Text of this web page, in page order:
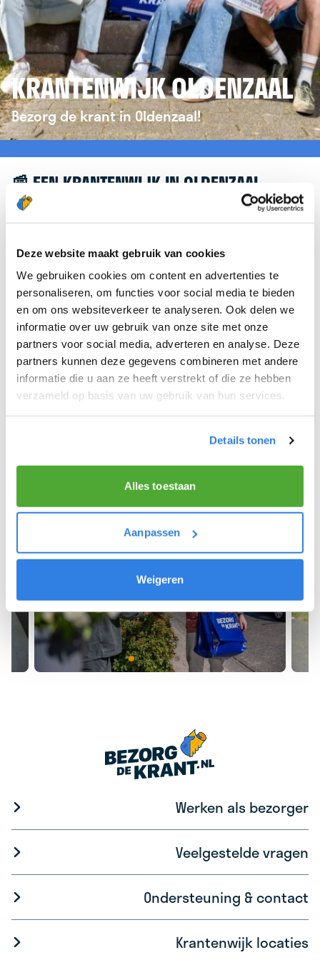
Deze website maakt gebruik van cookies
We gebruiken cookies om content en advertenties te
personaliseren, om functies voor social media te bieden
en om ons websiteverkeer te analyseren. Ook delen we
informatie over uw gebruik van onze site met onze
partners voor social media, adverteren en analyse. Deze
partners kunnen deze gegevens combineren met andere
informatie die u aan ze heeft verstrekt of die ze hebben
verzameld op basis van uw gebruik van hun services.
Details tonen
Alles toestaan
Aanpassen
Weigeren
KRANTENWIJK OLDENZAAL
Bezorg de krant in Oldenzaal!
📰 EEN KRANTENWIJK IN OLDENZAAL
Leuk dat je geïnteresseerd bent in een
verwijzen we je graag door naar de website van
krantenbezorgen.nl . Daar kun je je eenvoudig
aanmelden om de krant te bezorgen in Oldenzaal.
We hopen dat je snel aan de slag kunt en wensen
je veel succes! 🚴‍♂️💨
Meld je aan als krantenbezorger!
Werken als bezorger
Veelgestelde vragen
Ondersteuning & contact
Krantenwijk locaties